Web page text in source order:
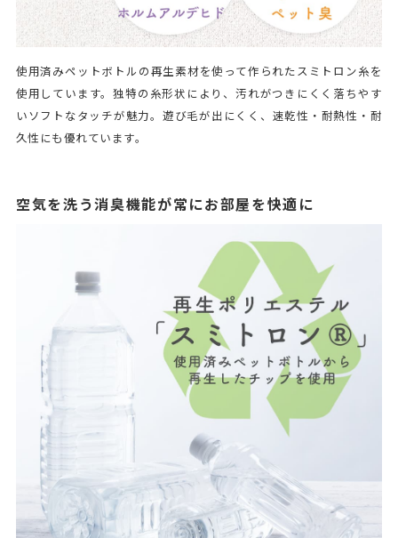
使用済みペットボトルの再生素材を使って作られたスミトロン糸を
使用しています。独特の糸形状により、汚れがつきにくく落ちやす
いソフトなタッチが魅力。遊び毛が出にくく、速乾性・耐熱性・耐
久性にも優れています。
空気を洗う消臭機能が常にお部屋を快適に